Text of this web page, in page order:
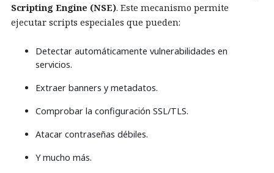
Scripting Engine (NSE). Este mecanismo permite
ejecutar scripts especiales que pueden:
Detectar automáticamente vulnerabilidades en
servicios.
Extraer banners y metadatos.
Comprobar la configuración SSL/TLS.
Atacar contraseñas débiles.
Y mucho más.